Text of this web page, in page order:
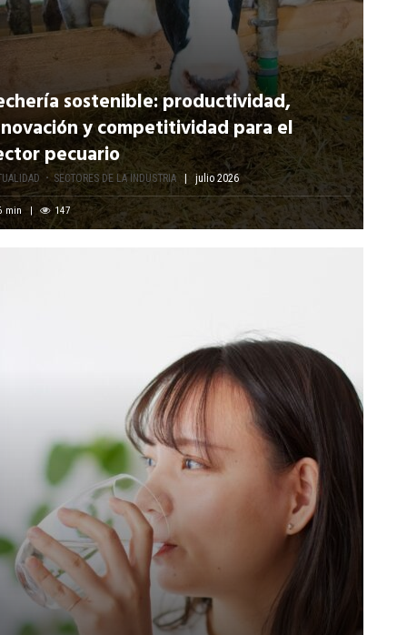
sostenible: productividad,
y competitividad para el
pecuario
SECTORES DE LA INDUSTRIA julio 2026
min 147